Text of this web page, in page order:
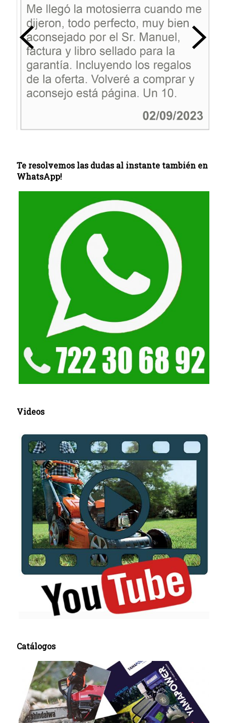
Te resolvemos las dudas al instante también en
WhatsApp!
Videos
Catálogos